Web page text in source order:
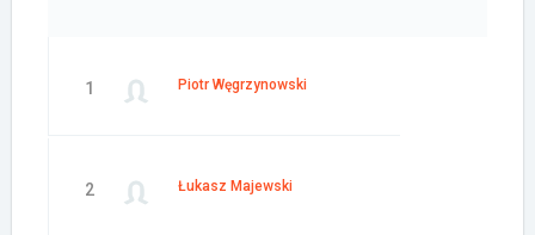
1 Piotr Węgrzynowski
2 Łukasz Majewski